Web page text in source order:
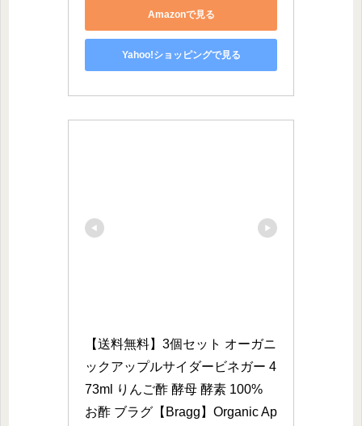
Amazonで見る
Yahoo!ショッピングで見る
【送料無料】3個セット オーガニ
ックアップルサイダービネガー 4
73ml りんご酢 酵母 酵素 100%
お酢 ブラグ【Bragg】Organic Ap